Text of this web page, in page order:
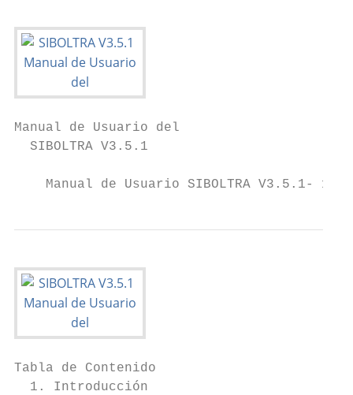
Manual de Usuario del
  SIBOLTRA V3.5.1
    Manual de Usuario SIBOLTRA V3.5.1- 1
Tabla de Contenido
  1. Introducción